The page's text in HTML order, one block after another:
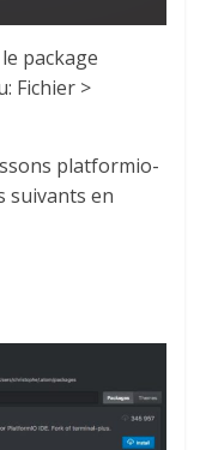
package
Fichier >
platformio-
suivants en